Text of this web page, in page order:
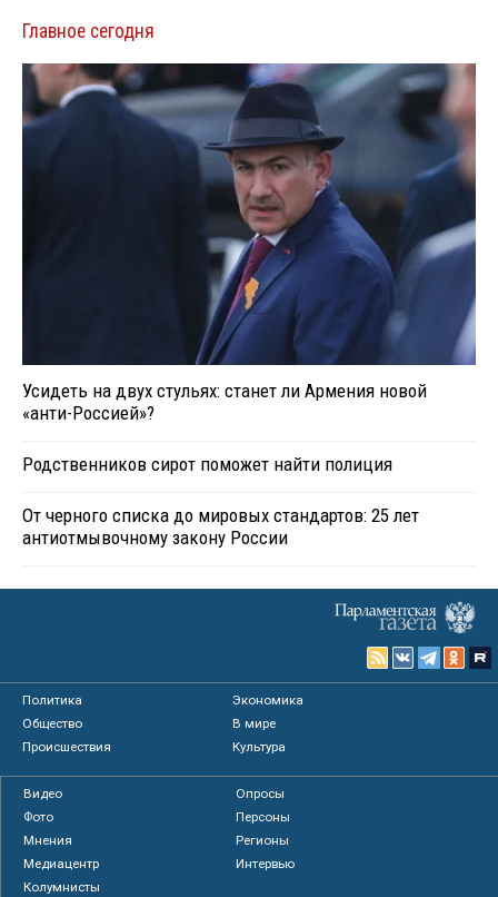
Главное сегодня
Усидеть на двух стульях: станет ли Армения новой
«анти-Россией»?
Родственников сирот поможет найти полиция
От черного списка до мировых стандартов: 25 лет
антиотмывочному закону России
Политика
Экономика
Общество
В мире
Происшествия
Культура
Видео
Опросы
Фото
Персоны
Мнения
Регионы
Медиацентр
Интервью
Колумнисты